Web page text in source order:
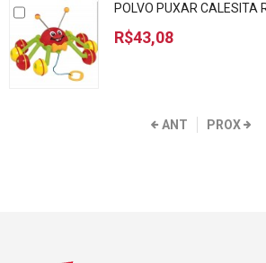
POLVO PUXAR CALESITA
R$43,08
ANT PROX